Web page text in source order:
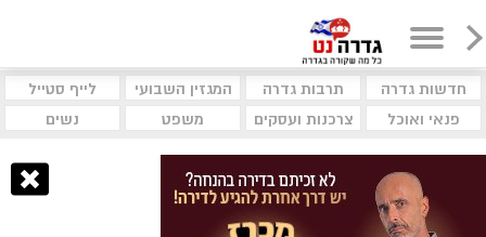
חדשות גדרה תרבות גדרה המגזין השבועי
לייף סטייל
פנאי ואוכל
צרכנות ועסקים משפט נשים